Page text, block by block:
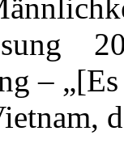
– „[Es